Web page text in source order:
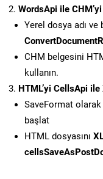
WordsApi ile
Yerel dosya adı
CHM belgesini
kullanın.
HTML’yi CellsApi ile
SaveFormat olarak
başlat
HTML dosyasını